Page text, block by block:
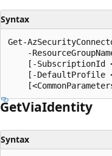
Syntax
Get-
-
[-SubscriptionId
[-DefaultProfile
GetViaIdentity
Syntax